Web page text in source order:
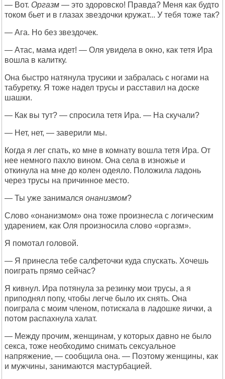
— Вот. Оргазм — это здоровско! Правда? Меня как будто
током бьет и в глазах звездочки кружат... У тебя тоже так?
— Ага. Но без звездочек.
— Атас, мама идет! — Оля увидела в окно, как тетя Ира
вошла в калитку.
Она быстро натянула трусики и забралась с ногами на
табуретку. Я тоже надел трусы и расставил на доске
шашки.
— Как вы тут? — спросила тетя Ира. — На скучали?
— Нет, нет, — заверили мы.
Когда я лег спать, ко мне в комнату вошла тетя Ира. От
нее немного пахло вином. Она села в изножье и
откинула на мне до колен одеяло. Положила ладонь
через трусы на причинное место.
— Ты уже занимался онанизмом?
Слово «онанизмом» она тоже произнесла с логическим
ударением, как Оля произносила слово «оргазм».
Я помотал головой.
— Я принесла тебе салфеточки куда спускать. Хочешь
поиграть прямо сейчас?
Я кивнул. Ира потянула за резинку мои трусы, а я
приподнял попу, чтобы легче было их снять. Она
поиграла с моим членом, потискала в ладошке яички, а
потом распахнула халат.
— Между прочим, женщинам, у которых давно не было
секса, тоже необходимо снимать сексуальное
напряжение, — сообщила она. — Поэтому женщины, как
и мужчины, занимаются мастурбацией.